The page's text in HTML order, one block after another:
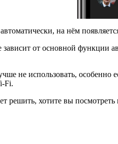
на нём
от основной функции
не использовать,
Fi.
решить, хотите вы